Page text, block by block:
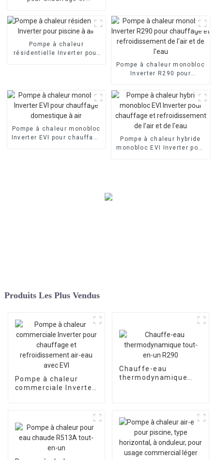
maison avec inverseur Split
Evi
Pompe à chaleur
résidentielle Inverter pour
Pompe à chaleur monobloc
Inverter R290 pour
refroidissement de l'air et
de l'eau
Pompe à chaleur monobloc
Inverter EVI pour chauffage
Pompe à chaleur hybride
monobloc EVI Inverter pour
Produits Les Plus Vendus
Pompe à chaleur
commerciale Inverter
Chauffe-eau
thermodynamique